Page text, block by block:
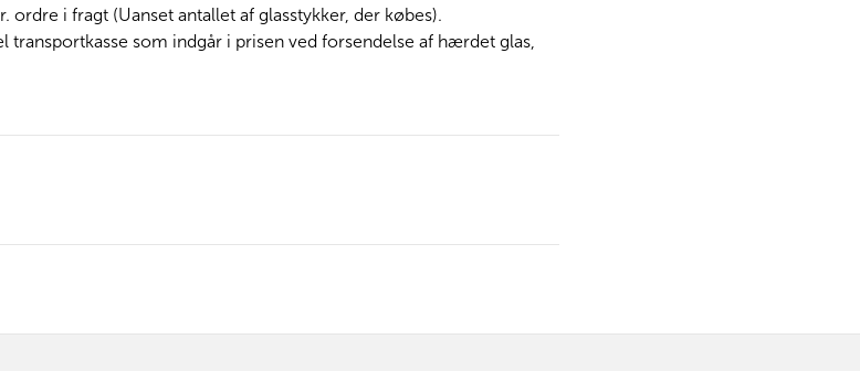
i fragt (Uanset antallet af glasstykker, der købes).
transportkasse som indgår i prisen ved forsendelse af hærdet glas,